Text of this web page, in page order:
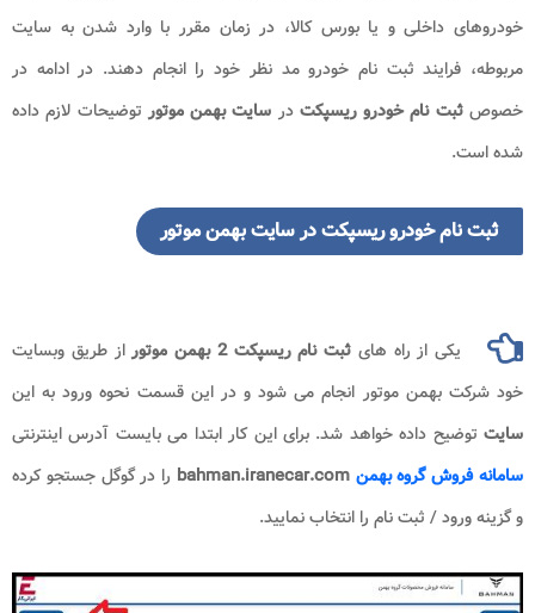
خودروهای داخلی و یا بورس کالا، در زمان مقرر با وارد شدن به سایت
مربوطه، فرایند ثبت نام خودرو مد نظر خود را انجام دهند. در ادامه در
خصوصثبت نام خودرو ریسپکتدر سایت بهمن موتورتوضیحات لازم داده
شده است.
ثبت نام خودرو ریسپکت در سایت بهمن موتور
یکی از راه های ثبت نام ریسپکت 2 بهمن موتور
از طریق وبسایت
خود شرکت بهمن موتور انجام می شود و در این قسمت نحوه ورود به این
سایت توضیح داده خواهد شد. برای این کار ابتدا می بایست آدرس اینترنتی
سامانه فروش گروه بهمن bahman.iranecar.com
را در گوگل جستجو کرده
و گزینه ورود / ثبت نام را انتخاب نمایید.